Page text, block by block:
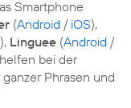
Smartphone
(Android / iOS),
), Linguee (Android /
bei der
Phrasen und